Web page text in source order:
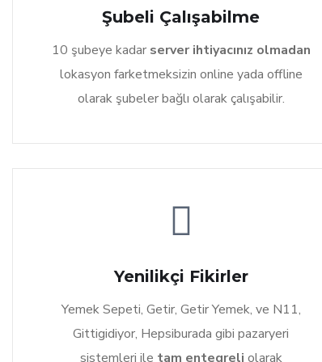
Şubeli Çalışabilme
10 şubeye kadarserver ihtiyacınız olmadan
lokasyon farketmeksizin online yada offline
olarak şubeler bağlı olarak çalışabilir.
Yenilikçi Fikirler
Yemek Sepeti, Getir, Getir Yemek, ve N11,
Gittigidiyor, Hepsiburada gibi pazaryeri
sistemleri ile tam entegreli olarak